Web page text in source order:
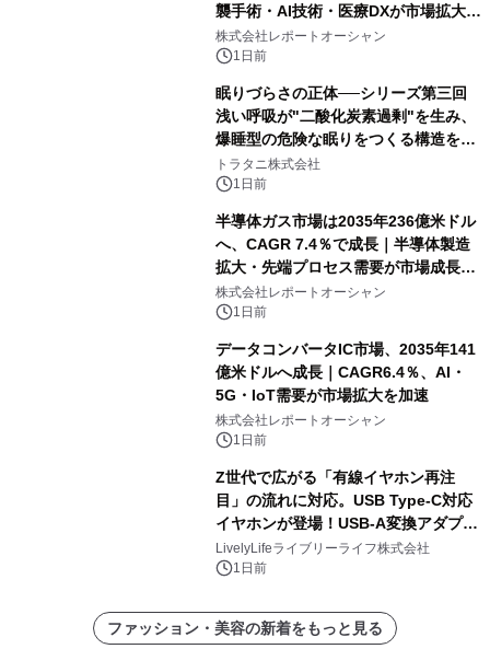
襲手術・AI技術・医療DXが市場拡大を
牽引
株式会社レポートオーシャン
1日前
眠りづらさの正体──シリーズ第三回
浅い呼吸が"二酸化炭素過剰"を生み、
爆睡型の危険な眠りをつくる構造を解
説
トラタニ株式会社
1日前
半導体ガス市場は2035年236億米ドル
へ、CAGR 7.4％で成長｜半導体製造
拡大・先端プロセス需要が市場成長を
加速
株式会社レポートオーシャン
1日前
データコンバータIC市場、2035年141
億米ドルへ成長｜CAGR6.4％、AI・
5G・IoT需要が市場拡大を加速
株式会社レポートオーシャン
1日前
Z世代で広がる「有線イヤホン再注
目」の流れに対応。USB Type-C対応
イヤホンが登場！USB-A変換アダプタ
ー付きでスマホからパソコンまで幅広
く活用可能
LivelyLifeライブリーライフ株式会社
1日前
ファッション・美容の新着をもっと見る